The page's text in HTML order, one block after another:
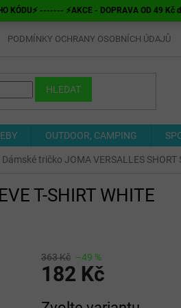
KÓDU⚡ ------- ⚡AKCE - DOPRAVA OD 49
PODMÍNKY OCHRANY OSOBNÍCH ÚDAJŮ
HLEDAT
OUTDOOR, CAMPING
Dámské tričko JOMA VERSALLES SHORT
T-SHIRT WHITE
363 Kč –49 %
182 Kč